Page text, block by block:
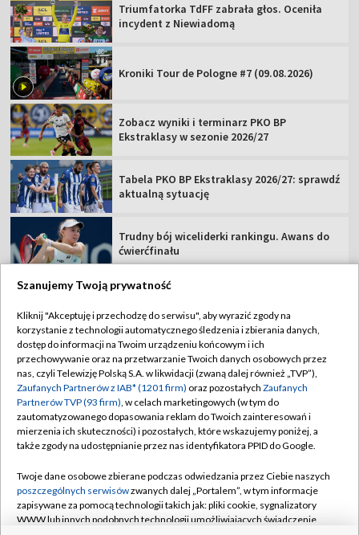
Triumfatorka TdFF zabrała głos. Oceniła
incydent z Niewiadomą
Kroniki Tour de Pologne #7 (09.08.2026)
Zobacz wyniki i terminarz PKO BP
Ekstraklasy w sezonie 2026/27
Tabela PKO BP Ekstraklasy 2026/27: sprawdź
aktualną sytuację
Trudny bój wiceliderki rankingu. Awans do
ćwierćfinału
TVP
Abonament TVP
Sklep TVP
Biuro Reklamy
Oferta Handlowa
Emisja w TVP
Rada Programowa
Regulamin TVP
Polityka prywatności
Moje zgody
Biuro reklamy
Kanały
Szanujemy Twoją prywatność
Kliknij "Akceptuję i przechodzę do serwisu", aby wyrazić zgody na
korzystanie z technologii automatycznego śledzenia i zbierania danych,
dostęp do informacji na Twoim urządzeniu końcowym i ich
przechowywanie oraz na przetwarzanie Twoich danych osobowych przez
nas, czyli Telewizję Polską S.A. w likwidacji (zwaną dalej również „TVP”),
Zaufanych Partnerów z IAB* (1201 firm) oraz pozostałych Zaufanych
Partnerów TVP (93 firm), w celach marketingowych (w tym do
zautomatyzowanego dopasowania reklam do Twoich zainteresowań i
mierzenia ich skuteczności) i pozostałych, które wskazujemy poniżej, a
także zgody na udostępnianie przez nas identyfikatora PPID do Google.
Twoje dane osobowe zbierane podczas odwiedzania przez Ciebie naszych
poszczególnych serwisówzwanych dalej „Portalem”, w tym informacje
zapisywane za pomocą technologii takich jak: pliki cookie, sygnalizatory
WWW lub innych podobnych technologii umożliwiających świadczenie